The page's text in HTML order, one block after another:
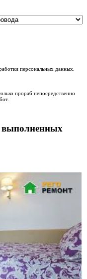
персональных данных.
прораб непосредственно
выполненных